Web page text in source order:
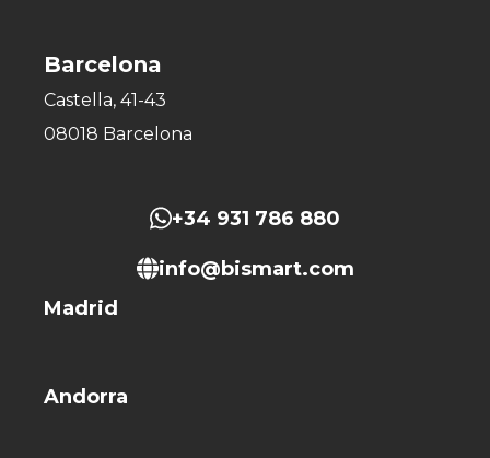
Barcelona
Castella, 41-43
08018 Barcelona
+34 931 786 880
info@bismart.com
Madrid
Andorra